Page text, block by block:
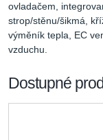
ovladačem,
strop/stěnu/šikmá,
výměník tepla, EC
vzduchu.
Dostupné